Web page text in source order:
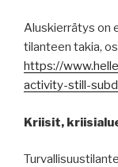
Aluskierrätys on
tilanteen takia,
https://
activity-still-
Kriisit,